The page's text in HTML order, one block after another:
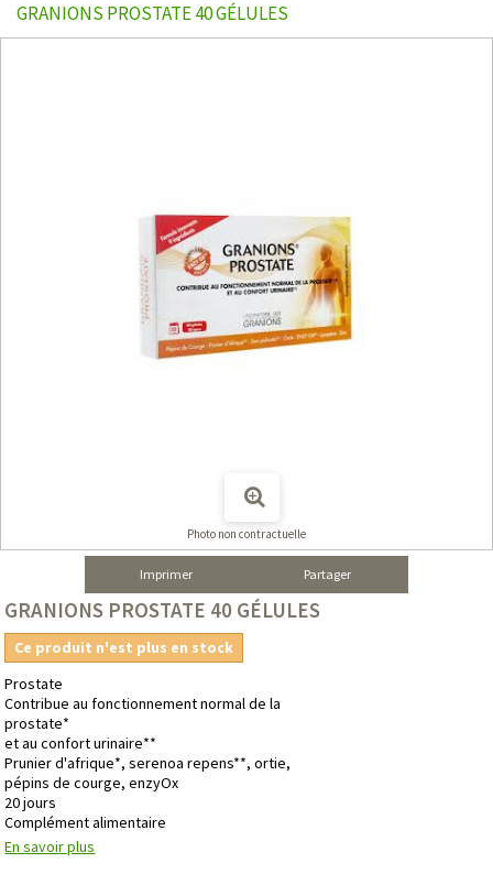
GRANIONS PROSTATE 40 GÉLULES
Photo non contractuelle
Imprimer Partager
GRANIONS PROSTATE 40 GÉLULES
Ce produit n'est plus en stock
Prostate
Contribue au fonctionnement normal de la
prostate*
et au confort urinaire**
Prunier d'afrique*, serenoa repens**, ortie,
pépins de courge, enzyOx
20 jours
Complément alimentaire
En savoir plus